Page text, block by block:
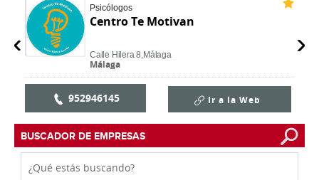
Psicólogos
Centro Te Motivan
Málaga
Calle Hilera 8,Málaga
952946145 Ir a la Web
BUSCADOR DE EMPRESAS